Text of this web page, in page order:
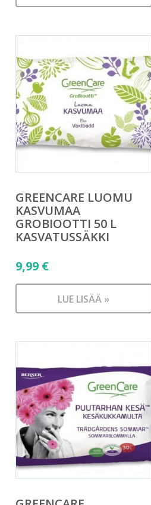
GREENCARE LUOMU
KASVUMAA
GROBIOOTTI 50 L
KASVATUSSÄKKI
9,99 €
LUE LISÄÄ »